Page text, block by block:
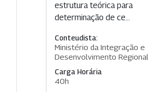
estrutura teórica para
determinação de ce...
Conteudista:
Ministério da Integração e
Desenvolvimento Regional
Carga Horária
40h